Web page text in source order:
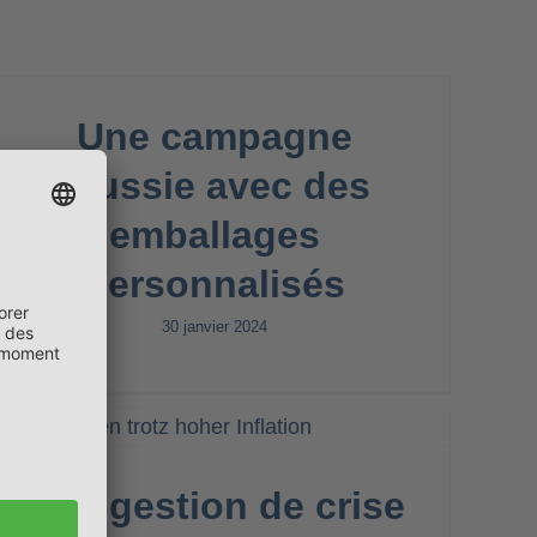
Une campagne
réussie avec des
emballages
personnalisés
30 janvier 2024
Une gestion de crise